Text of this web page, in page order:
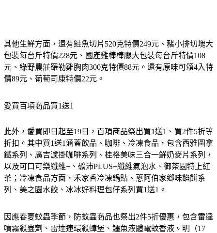
包裝每台斤特價228元、國產雞棒棒腿大包裝每台斤特價108
元、綠野農莊羅勒雞胸肉300克特價88元。還有原味可頌4入特
價89元、葡萄司康特價22元。
折扣。其中買1送1涵蓋飲品、咖啡、冷凍食品，包含西雅圖拿
鐵系列、廣吉濾掛咖啡系列、桂格美味三合一鮮奶麥片系列，
以及可口可樂纖維+、礦沛PLUS+纖維氣泡水、御茶園特上紅
茶；冷凍食品方面，禾家香冷凍鍋貼、蔥阿伯家鄉味餡餅系
列、美之園水餃、冰冰好料理包仔系列買1送1。
噴霧殺蟲劑、雷達連環殺蟑堡、鱷魚液體電蚊香液。明（17
日）還有「APP會員驚喜加碼」活動，凡於活動當日完成愛買